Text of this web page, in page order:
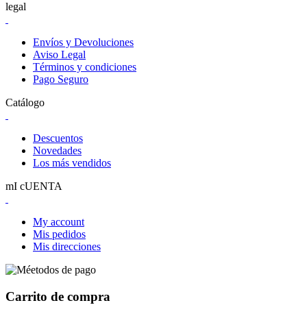
legal
Envíos y Devoluciones
Aviso Legal
Términos y condiciones
Pago Seguro
Catálogo
Descuentos
Novedades
Los más vendidos
mI cUENTA
My account
Mis pedidos
Mis direcciones
Carrito de compra